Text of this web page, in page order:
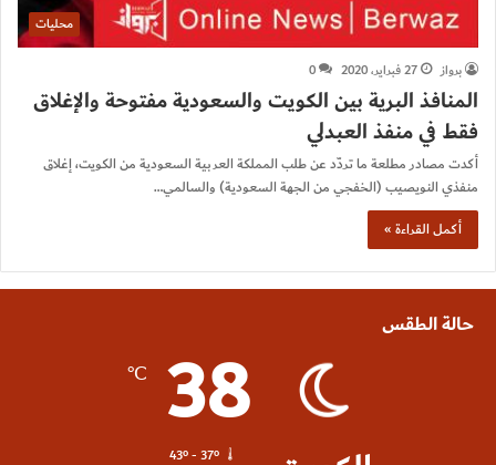
محليات
برواز
27 فبراير، 2020 0
المنافذ البرية بين الكويت والسعودية مفتوحة والإغلاق
فقط في منفذ العبدلي
أكدت مصادر مطلعة ما تردّد عن طلب المملكة العربية السعودية من الكويت، إغلاق
منفذي النويصيب (الخفجي من الجهة السعودية) والسالمي…
أكمل القراءة »
حالة الطقس
38
℃
43º - 37º